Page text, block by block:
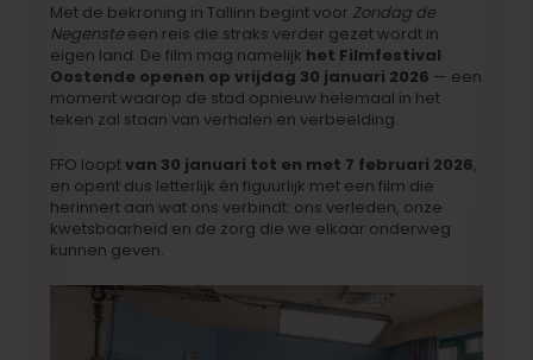
Met de bekroning in Tallinn begint voor Zondag de
Negenste een reis die straks verder gezet wordt in
eigen land. De film mag namelijk het Filmfestival
Oostende openen op vrijdag 30 januari 2026 — een
moment waarop de stad opnieuw helemaal in het
teken zal staan van verhalen en verbeelding.
FFO looptvan 30 januari tot en met 7 februari 2026,
en opent dus letterlijk én figuurlijk met een film die
herinnert aan wat ons verbindt: ons verleden, onze
kwetsbaarheid en de zorg die we elkaar onderweg
kunnen geven.